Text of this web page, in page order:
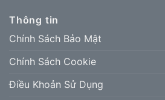
Thông tin
Chính Sách Bảo Mật
Chính Sách Cookie
Điều Khoản Sử Dụng